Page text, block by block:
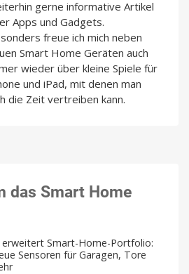
gerne informative Artikel
Apps und Gadgets.
freue ich mich neben
Smart Home Geräten auch
wieder über kleine Spiele für
und iPad, mit denen man
die Zeit vertreiben kann.
das Smart Home
Smart-Home-Portfolio:
Sensoren für Garagen, Tore